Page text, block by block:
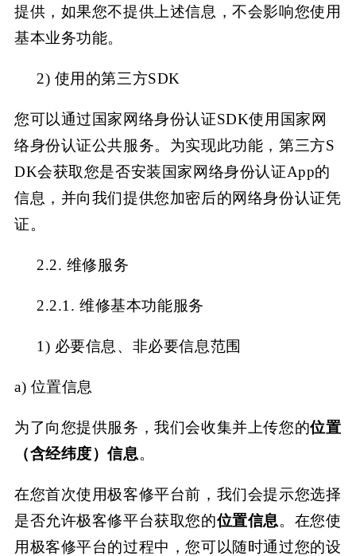
提供，如果您不提供上述信息，不会影响您使用
基本业务功能。
2) 使用的第三方SDK
您可以通过国家网络身份认证SDK使用国家网
络身份认证公共服务。为实现此功能，第三方S
DK会获取您是否安装国家网络身份认证App的
信息，并向我们提供您加密后的网络身份认证凭
证。
2.2. 维修服务
2.2.1. 维修基本功能服务
1) 必要信息、非必要信息范围
a) 位置信息
为了向您提供服务，我们会收集并上传您的位置
（含经纬度）信息。
在您首次使用极客修平台前，我们会提示您选择
是否允许极客修平台获取您的位置信息。在您使
用极客修平台的过程中，您可以随时通过您的设